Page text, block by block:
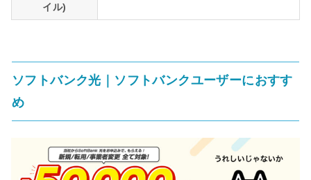
イル)
ソフトバンク光｜ソフトバンクユーザーにおすす
め